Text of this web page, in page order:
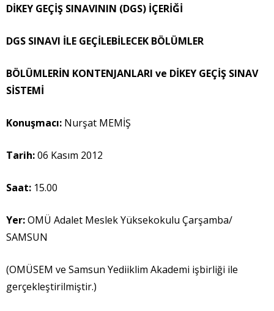
DİKEY GEÇİŞ SINAVININ (DGS) İÇERİĞİ
DGS SINAVI İLE GEÇİLEBİLECEK BÖLÜMLER
BÖLÜMLERİN KONTENJANLARI ve DİKEY GEÇİŞ SINAV
SİSTEMİ
Konuşmacı: Nurşat MEMİŞ
Tarih:06 Kasım 2012
Saat: 15.00
Yer:OMÜ Adalet Meslek Yüksekokulu Çarşamba/
SAMSUN
(OMÜSEM ve Samsun Yediiklim Akademi işbirliği ile
gerçekleştirilmiştir.)